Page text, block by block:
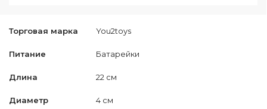
Торговая марка You2toys
Питание Батарейки
Длина 22 см
Диаметр 4 см